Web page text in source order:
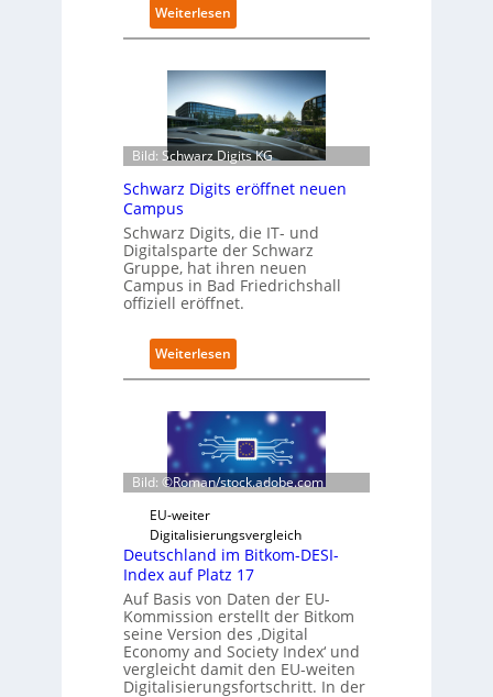
Weiterlesen:
R
t
r
o
f
i
t
-
a
t
e
n
s
u
b
r
i
n
t
e
i
e
r
t
Bild: Schwarz Digits KG
Schwarz Digits eröffnet neuen
Campus
Schwarz Digits, die IT- und
Digitalsparte der Schwarz
Gruppe, hat ihren neuen
Campus in Bad Friedrichshall
offiziell eröffnet.
Weiterlesen:
S
h
a
r
z
i
g
i
t
s
e
r
ö
f
Bild: ©Roman/stock.adobe.com
EU-weiter
Digitalisierungsvergleich
Deutschland im Bitkom-DESI-
Index auf Platz 17
Auf Basis von Daten der EU-
Kommission erstellt der Bitkom
seine Version des ‚Digital
Economy and Society Index‘ und
vergleicht damit den EU-weiten
Digitalisierungsfortschritt. In der